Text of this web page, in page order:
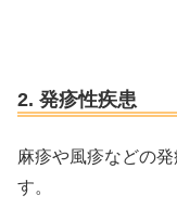
2. 発疹性疾患
麻疹や風疹などの
す。